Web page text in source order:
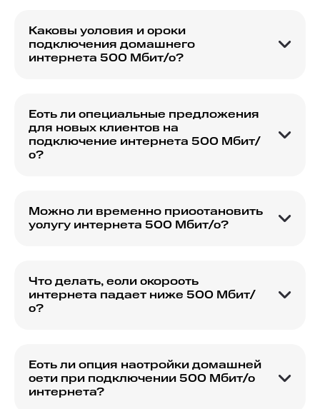
Каковы условия и сроки
подключения домашнего
интернета 500 Мбит/с?
Есть ли специальные предложения
для новых клиентов на
подключение интернета 500 Мбит/
с?
Можно ли временно приостановить
услугу интернета 500 Мбит/с?
Что делать, если скорость
интернета падает ниже 500 Мбит/
с?
Есть ли опция настройки домашней
сети при подключении 500 Мбит/с
интернета?